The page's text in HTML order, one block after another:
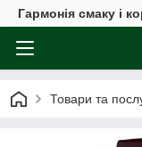
Гармонія смаку і
Товари та